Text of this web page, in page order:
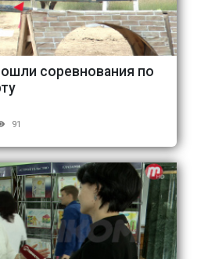
соревнования по
91